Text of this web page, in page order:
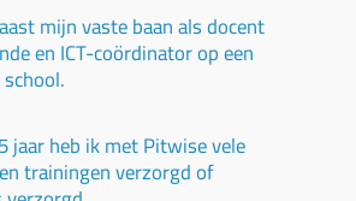
mijn vaste baan als docent
en ICT-coördinator op een
jaar heb ik met Pitwise vele
trainingen verzorgd of